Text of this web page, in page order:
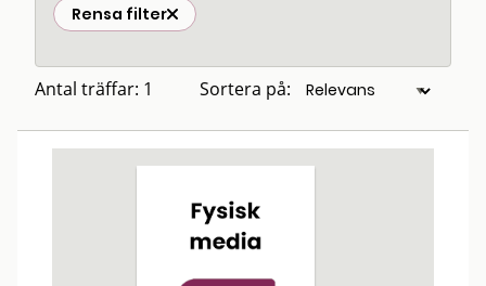
Rensa filter
Antal träffar: 1 Sortera på: